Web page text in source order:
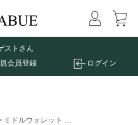
ストさん
会員登録 ログイン
ミドルウォレット マルゴー RFミドル